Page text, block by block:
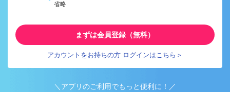
省略
まずは会員登録（無料）
アカウントをお持ちの方 ログインはこちら＞
＼アプリのご利用でもっと便利に！／